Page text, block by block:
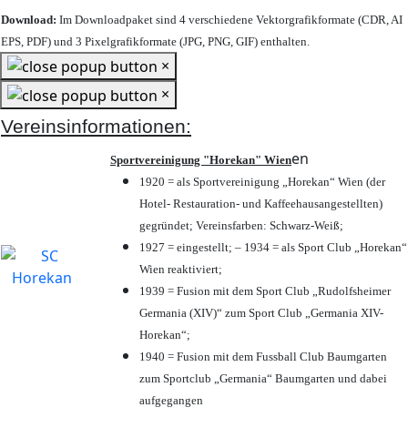
Download: Im Downloadpaket sind 4 verschiedene Vektorgrafikformate (CDR, AI
EPS, PDF) und 3 Pixelgrafikformate (JPG, PNG, GIF) enthalten.
×
×
Vereinsinformationen:
Sportvereinigung "Horekan" Wienen
1920 = als Sportvereinigung „Horekan“ Wien (der
Hotel- Restauration- und Kaffeehausangestellten)
gegründet; Vereinsfarben: Schwarz-Weiß;
1927 = eingestellt; – 1934 = als Sport Club „Horekan“
Wien reaktiviert;
1939 = Fusion mit dem Sport Club „Rudolfsheimer
Germania (XIV)“ zum Sport Club „Germania XIV-
Horekan“;
1940 = Fusion mit dem Fussball Club Baumgarten
zum Sportclub „Germania“ Baumgarten und dabei
aufgegangen